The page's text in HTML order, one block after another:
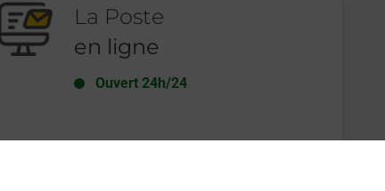
La Poste
en ligne
Ouvert 24h/24